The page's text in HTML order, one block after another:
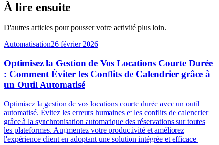
À lire ensuite
D'autres articles pour pousser votre activité plus loin.
Automatisation26 février 2026
Optimisez la Gestion de Vos Locations Courte Durée
: Comment Éviter les Conflits de Calendrier grâce à
un Outil Automatisé
Optimisez la gestion de vos locations courte durée avec un outil
automatisé. Évitez les erreurs humaines et les conflits de calendrier
grâce à la synchronisation automatique des réservations sur toutes
les plateformes. Augmentez votre productivité et améliorez
l'expérience client en adoptant une solution intégrée et efficace.